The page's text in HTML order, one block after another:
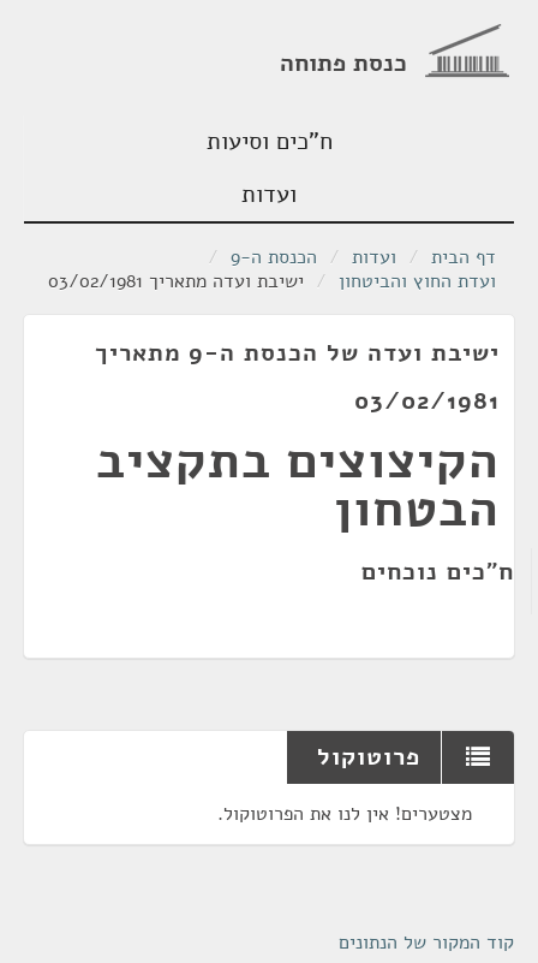
כנסת פתוחה
ח"כים וסיעות
ועדות
דף הבית / ועדות / הכנסת ה-9
/
ועדת החוץ והביטחון / ישיבת ועדה מתאריך 03/02/1981
ישיבת ועדה של הכנסת ה-9 מתאריך
03/02/1981
הקיצוצים בתקציב
הבטחון
ח"כים נוכחים
פרוטוקול
מצטערים! אין לנו את הפרוטוקול.
קוד המקור של הנתונים